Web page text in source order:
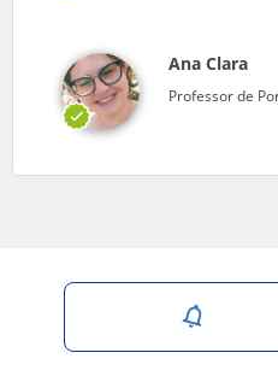
Ana Clara
Professor de